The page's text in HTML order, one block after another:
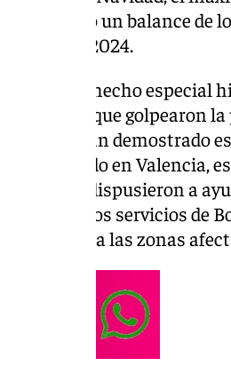
ha hecho un balance de
este año 2024.
ha hecho especial
las Danas, que golpearon
«Si algo han demostrado
ocurrido en Valencia,
se dispusieron a
el papel de los servicios de
auxiliar a las zonas